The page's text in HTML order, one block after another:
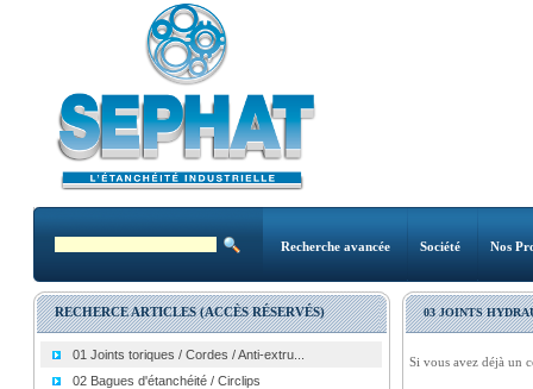
Recherche avancée Société Nos
RECHERCE ARTICLES (ACCÈS RÉSERVÉS)
01 Joints toriques / Cordes / Anti-extru...
02 Bagues d'étanchéité / Circlips
03 JOINTS
Si vous avez déjà un